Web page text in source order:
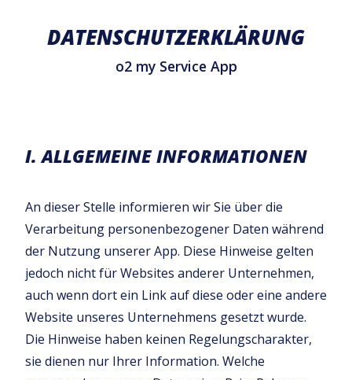
DATENSCHUTZERKLÄRUNG
o2 my Service App
I. ALLGEMEINE INFORMATIONEN
An dieser Stelle informieren wir Sie über die
Verarbeitung personenbezogener Daten während
der Nutzung unserer App. Diese Hinweise gelten
jedoch nicht für Websites anderer Unternehmen,
auch wenn dort ein Link auf diese oder eine andere
Website unseres Unternehmens gesetzt wurde.
Die Hinweise haben keinen Regelungscharakter,
sie dienen nur Ihrer Information. Welche